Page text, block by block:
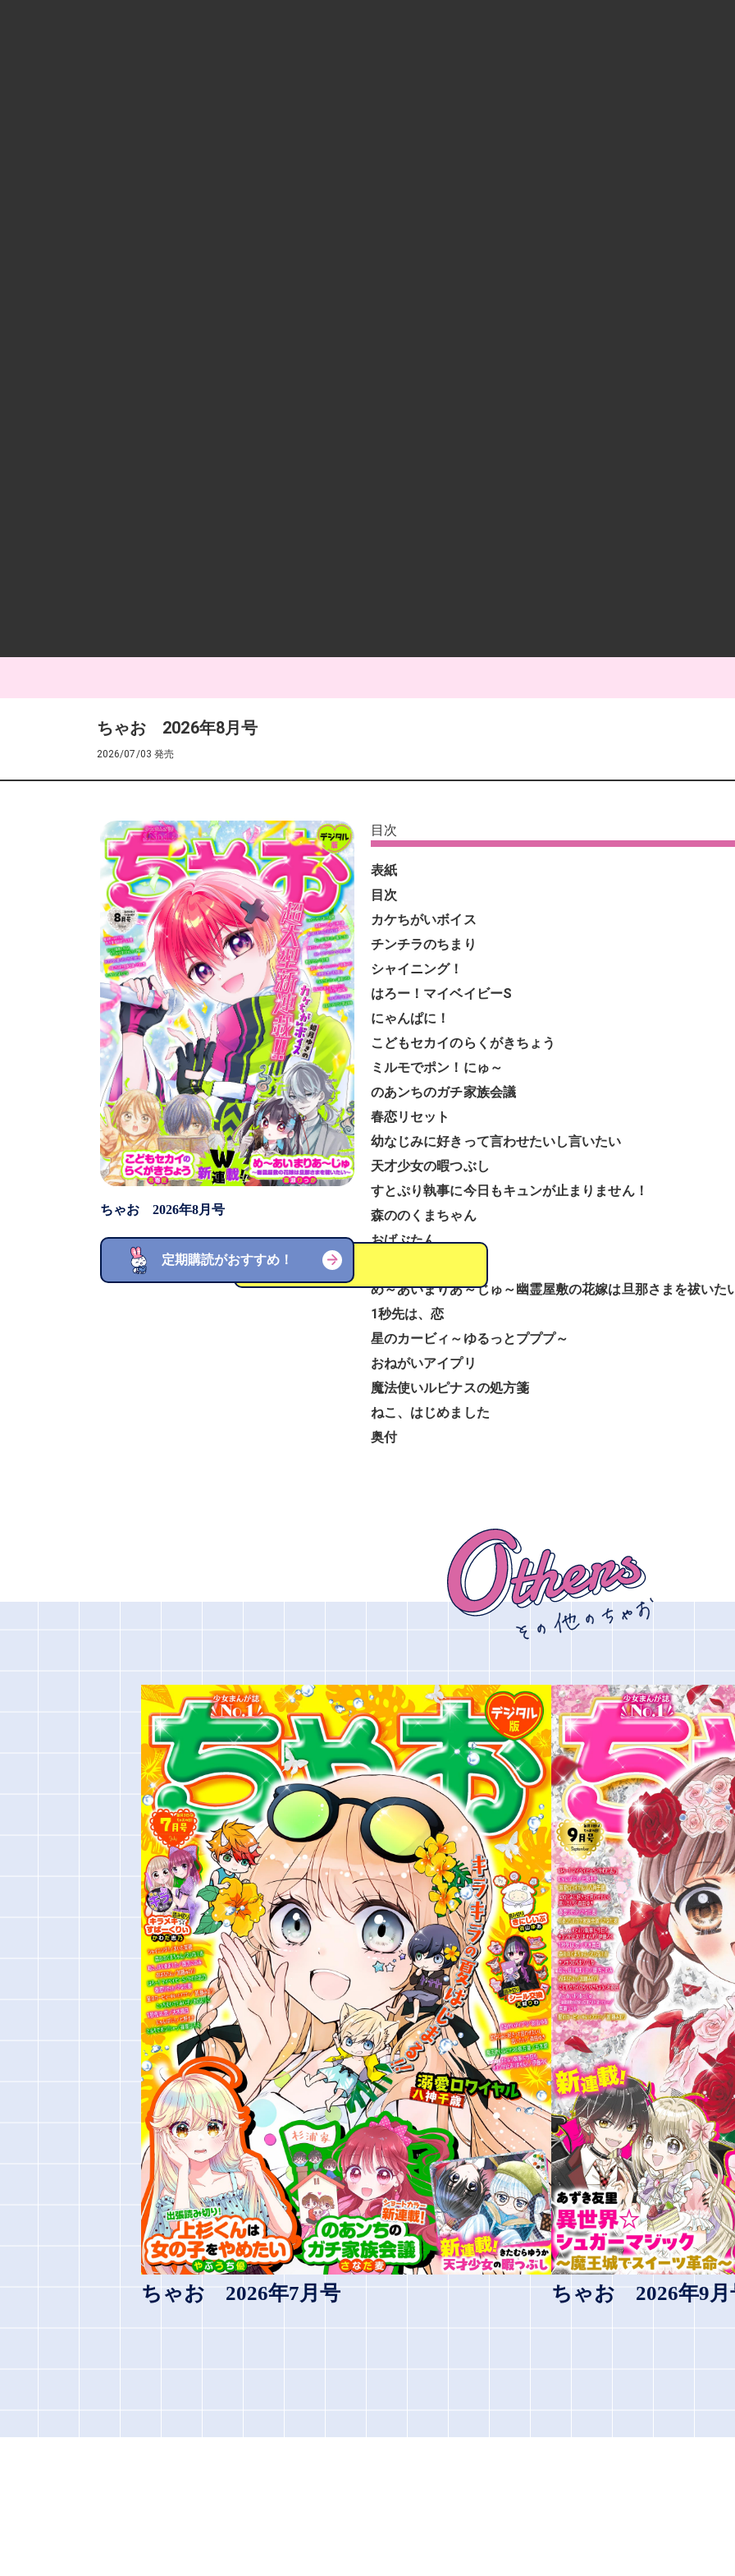
ちゃお 2026年8月号
2026/07/03 発売
ちゃお 2026年8月号
定期購読がおすすめ！
目次
表紙
目次
カケちがいボイス
チンチラのちまり
シャイニング！
はろー！マイベイビーS
にゃんぱに！
こどもセカイのらくがきちょう
ミルモでポン！にゅ～
のあンちのガチ家族会議
春恋リセット
幼なじみに好きって言わせたいし言いたい
天才少女の暇つぶし
すとぷり執事に今日もキュンが止まりません！
森ののくまちゃん
おばぶたん
め～あいまりあ～じゅ～幽霊屋敷の花嫁は旦那さまを祓いた
1秒先は、恋
星のカービィ～ゆるっとプププ～
おねがいアイプリ
魔法使いルピナスの処方箋
ねこ、はじめました
奥付
ちゃお 2026年7月号 ちゃお 2026年9月